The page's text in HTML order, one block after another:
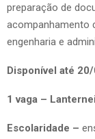
preparação de
acompanhamento
engenharia e
Disponível até
1 vaga –
Escolaridade –